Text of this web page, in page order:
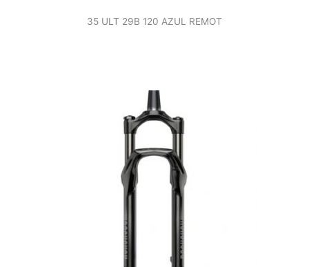
35 ULT 29B 120 AZUL REMOT